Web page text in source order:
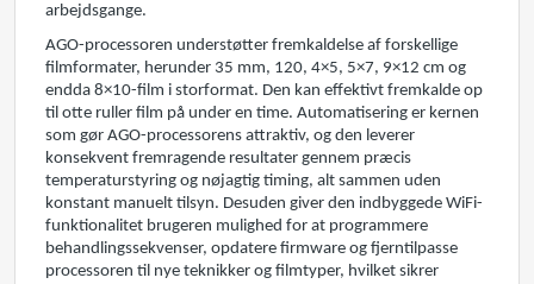
arbejdsgange.
AGO-processoren understøtter fremkaldelse af forskellige
filmformater, herunder 35 mm, 120, 4×5, 5×7, 9×12 cm og
endda 8×10-film i storformat. Den kan effektivt fremkalde op
til otte ruller film på under en time. Automatisering er kernen
som gør AGO-processorens attraktiv, og den leverer
konsekvent fremragende resultater gennem præcis
temperaturstyring og nøjagtig timing, alt sammen uden
konstant manuelt tilsyn. Desuden giver den indbyggede WiFi-
funktionalitet brugeren mulighed for at programmere
behandlingssekvenser, opdatere firmware og fjerntilpasse
processoren til nye teknikker og filmtyper, hvilket sikrer